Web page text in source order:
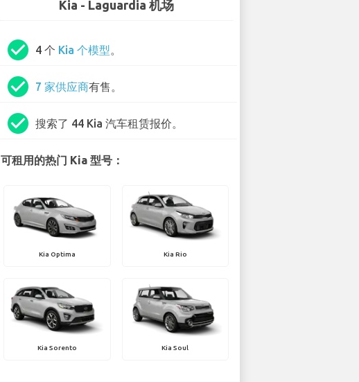
Kia - Laguardia 机场
check_circle 4 个 Kia 个模型。
check_circle 7 家供应商有售。
check_circle 搜索了 44 Kia 汽车租赁报价。
可租用的热门 Kia 型号：
Kia Optima Kia Rio
Kia Sorento Kia Soul